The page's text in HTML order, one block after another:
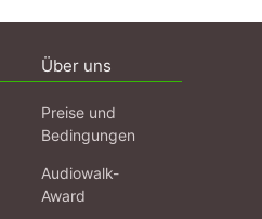
Über uns
Preise und
Bedingungen
Audiowalk-
Award